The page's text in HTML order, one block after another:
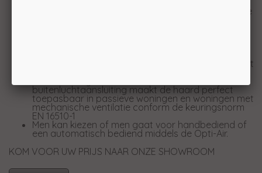
voor snellere verspreiding van de convectiewarmte
wanneer er hout aan het verbrandingsproces moet
buitenluchtaansluiting maakt de haard perfect
toepasbaar in passieve woningen en woningen met
mechanische ventilatie conform de keuringsnorm
EN 16510-1
Men kan kiezen of men gaat voor handbediend of
een automatisch bediend middels de Opti-Air.
KOM VOOR UW PRIJS NAAR ONZE SHOWROOM